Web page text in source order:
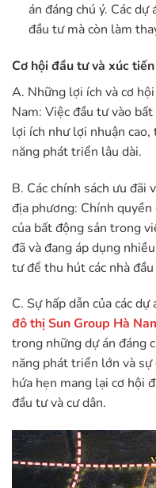
án đáng chú ý. Các
đầu tư mà còn làm
Cơ hội đầu tư và xúc
A. Những lợi ích và cơ
Nam: Việc đầu tư vào
lợi ích như lợi nhuận
năng phát triển lâu dài.
B. Các chính sách ưu
địa phương: Chính
của bất động sản trong
đã và đang áp dụng
tư để thu hút các nhà
C. Sự hấp dẫn của các
đô thị Sun Group Hà
trong những dự án đáng
năng phát triển lớn và sự
hứa hẹn mang lại cơ hội
đầu tư và cư dân.